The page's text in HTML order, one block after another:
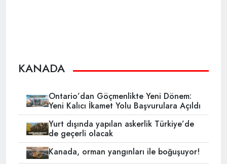
KANADA
Ontario’dan Göçmenlikte Yeni Dönem:
Yeni Kalıcı İkamet Yolu Başvurulara Açıldı
Yurt dışında yapılan askerlik Türkiye’de
de geçerli olacak
Kanada, orman yangınları ile boğuşuyor!